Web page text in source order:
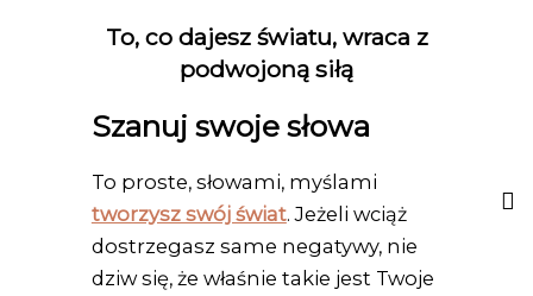
To, co dajesz światu, wraca z
podwojoną siłą
Szanuj swoje słowa
To proste, słowami, myślami
tworzysz swój świat. Jeżeli wciąż
dostrzegasz same negatywy, nie
dziw się, że właśnie takie jest Twoje